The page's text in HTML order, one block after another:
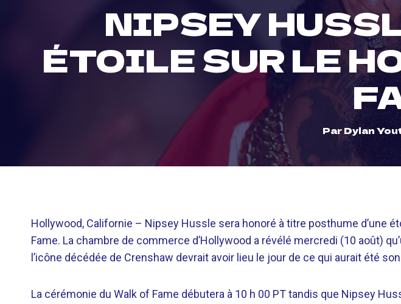
NIPSEY
ÉTOILE SUR LE
ParDylan
Hollywood, Californie – Nipsey Hussle sera honoré à titre posthume d’une
Fame. La chambre de commerce d’Hollywood a révélé mercredi (10 août)
l’icône décédée de Crenshaw devrait avoir lieu le jour de ce qui aurait été
La cérémonie du Walk of Fame débutera à 10 h 00 PT tandis que Nipsey